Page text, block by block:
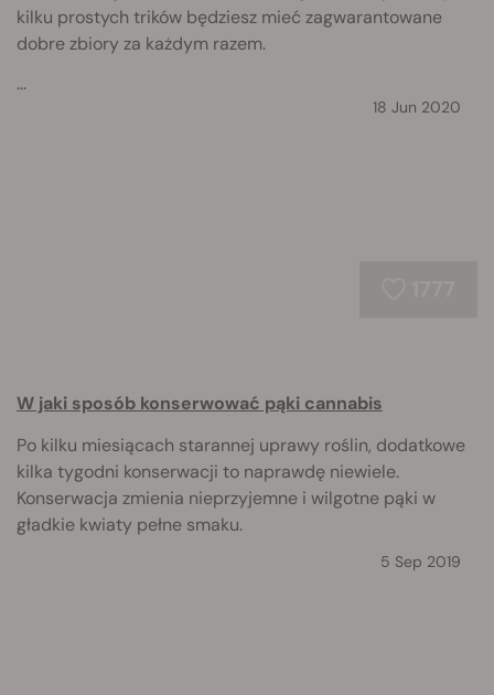
kilku prostych trików będziesz mieć zagwarantowane
dobre zbiory za każdym razem.
...
18 Jun 2020
W jaki sposób konserwować pąki cannabis
Po kilku miesiącach starannej uprawy roślin, dodatkowe
kilka tygodni konserwacji to naprawdę niewiele.
Konserwacja zmienia nieprzyjemne i wilgotne pąki w
gładkie kwiaty pełne smaku.
5 Sep 2019